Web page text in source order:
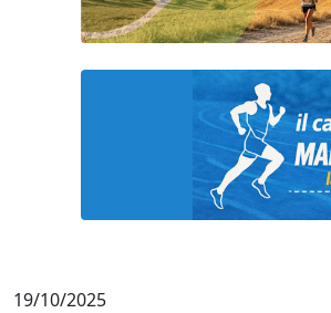
19/10/2025